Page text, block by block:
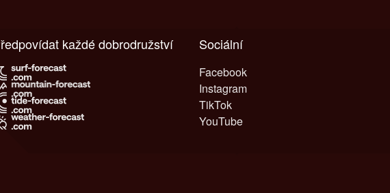
Sociální
Facebook
Instagram
TikTok
YouTube
Předpovídat každé dobrodružství